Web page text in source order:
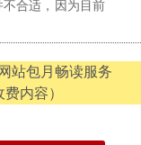
合适，因为目前
站包月畅读服务
内容）